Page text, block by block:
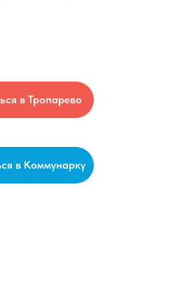
в Тропарево
в Коммунарку